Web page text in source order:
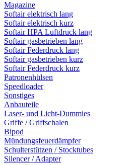
Magazine
Softair elektrisch lang
Softair elektrisch kurz
Softair HPA Luftdruck lang
Softair gasbetrieben lang
Softair Federdruck lang
Softair gasbetrieben kurz
Softair Federdruck kurz
Patronenhülsen
Speedloader
Sonstiges
Anbauteile
Laser- und Licht-Dummies
Griffe / Griffschalen
Bipod
Mündungsfeuerdämpfer
Schulterstützen / Stocktubes
Silencer / Adapter